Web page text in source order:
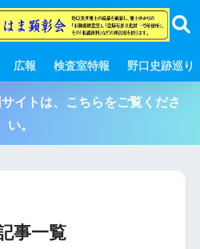
広報 検査室特報 野口史跡巡り
イトは、こちらをご覧くださ
い。
事一覧